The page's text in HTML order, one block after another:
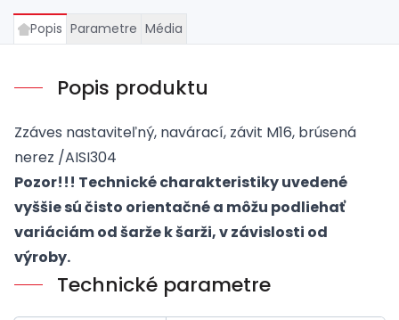
Popis Parametre Média
Popis produktu
Zzáves nastaviteľný, navárací, závit M16, brúsená
nerez /AISI304
Pozor!!! Technické charakteristiky uvedené
vyššie sú čisto orientačné a môžu podliehať
variáciám od šarže k šarži, v závislosti od
výroby.
Technické parametre